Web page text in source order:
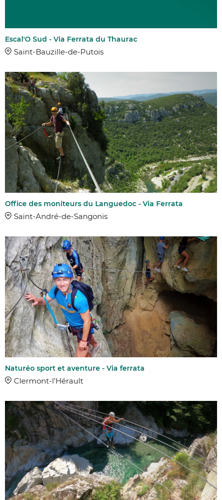
Escal'O Sud - Via Ferrata du Thaurac
Saint-Bauzille-de-Putois
Office des moniteurs du Languedoc - Via Ferrata
Saint-André-de-Sangonis
Naturéo sport et aventure - Via ferrata
Clermont-l'Hérault